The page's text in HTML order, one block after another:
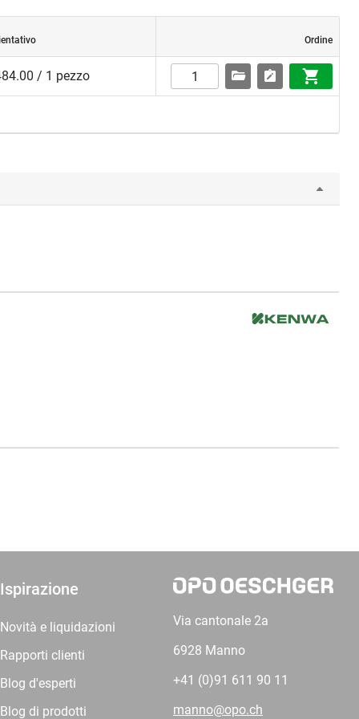
Ordine
/ 1 pezzo
Ispirazione
Novità e liquidazioni
Rapporti clienti
Blog d'esperti
Blog di prodotti
Via cantonale 2a
6928 Manno
+41 (0)91 611 90 11
manno@opo.ch